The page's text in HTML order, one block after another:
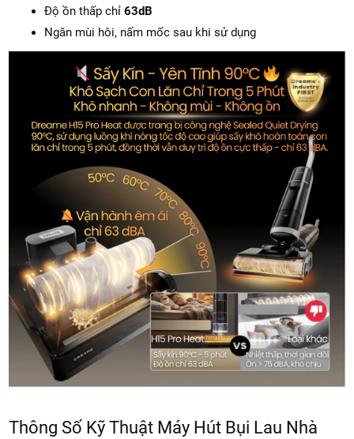
Độ ồn thấp chỉ63dB
Ngăn mùi hôi, nấm mốc sau khi sử dụng
Thông Số Kỹ Thuật Máy Hút Bụi Lau Nhà